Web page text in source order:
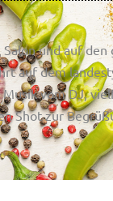
und auf den
auf dem
vom DJ,
Shot zur